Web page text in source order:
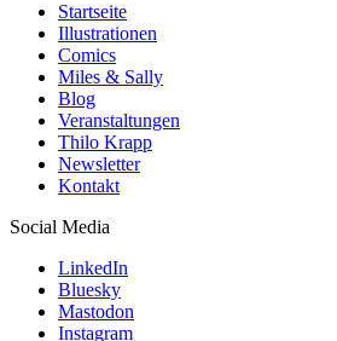
Startseite
Illustrationen
Comics
Miles & Sally
Blog
Veranstaltungen
Thilo Krapp
Newsletter
Kontakt
Social Media
LinkedIn
Bluesky
Mastodon
Instagram